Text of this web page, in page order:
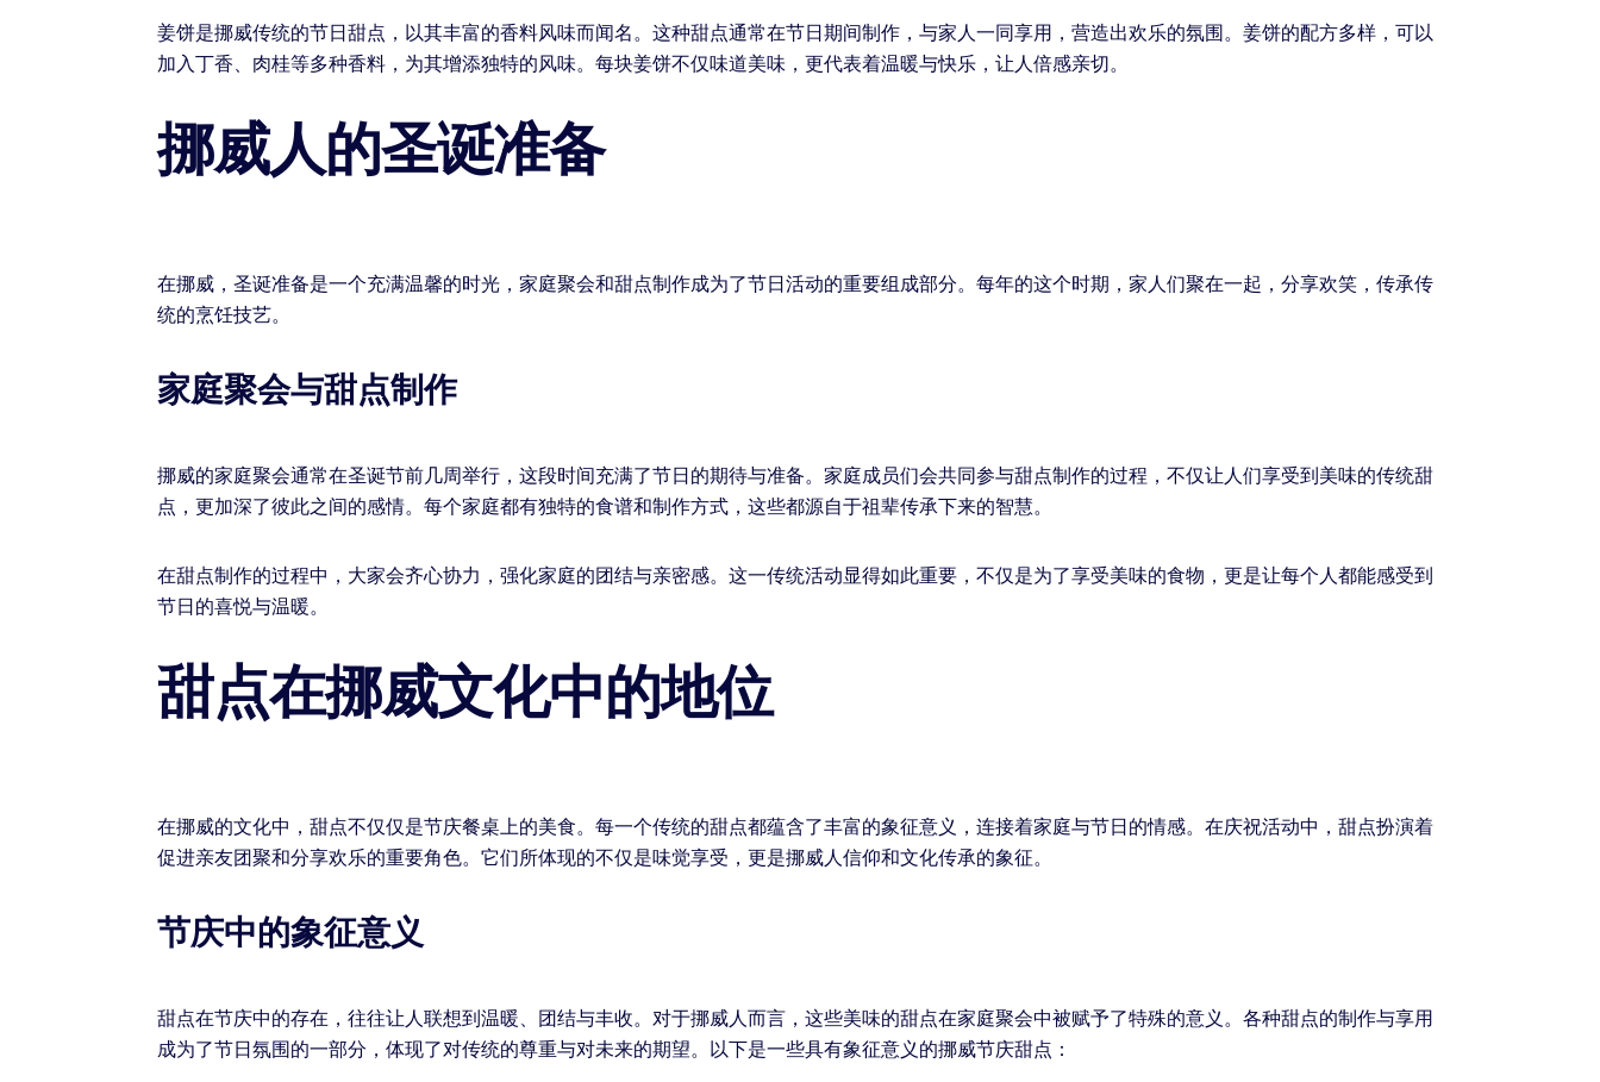
姜饼是挪威传统的节日甜点，以其丰富的香料风味而闻名。这种甜点通常在节日期间制作，与家人一同享用，营造出欢乐的氛围。姜饼的配方多样，可以
加入丁香、肉桂等多种香料，为其增添独特的风味。每块姜饼不仅味道美味，更代表着温暖与快乐，让人倍感亲切。
挪威人的圣诞准备
在挪威，圣诞准备是一个充满温馨的时光，家庭聚会和甜点制作成为了节日活动的重要组成部分。每年的这个时期，家人们聚在一起，分享欢笑，传承传
统的烹饪技艺。
家庭聚会与甜点制作
挪威的家庭聚会通常在圣诞节前几周举行，这段时间充满了节日的期待与准备。家庭成员们会共同参与甜点制作的过程，不仅让人们享受到美味的传统甜
点，更加深了彼此之间的感情。每个家庭都有独特的食谱和制作方式，这些都源自于祖辈传承下来的智慧。
在甜点制作的过程中，大家会齐心协力，强化家庭的团结与亲密感。这一传统活动显得如此重要，不仅是为了享受美味的食物，更是让每个人都能感受到
节日的喜悦与温暖。
甜点在挪威文化中的地位
在挪威的文化中，甜点不仅仅是节庆餐桌上的美食。每一个传统的甜点都蕴含了丰富的象征意义，连接着家庭与节日的情感。在庆祝活动中，甜点扮演着
促进亲友团聚和分享欢乐的重要角色。它们所体现的不仅是味觉享受，更是挪威人信仰和文化传承的象征。
节庆中的象征意义
甜点在节庆中的存在，往往让人联想到温暖、团结与丰收。对于挪威人而言，这些美味的甜点在家庭聚会中被赋予了特殊的意义。各种甜点的制作与享用
成为了节日氛围的一部分，体现了对传统的尊重与对未来的期望。以下是一些具有象征意义的挪威节庆甜点：